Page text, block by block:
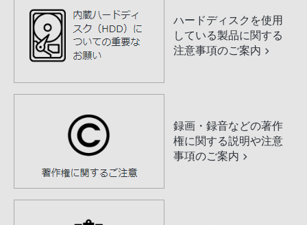
ハードディスクを使用
している製品に関する
注意事項のご案内
録画・録音などの著作
権に関する説明や注意
事項のご案内